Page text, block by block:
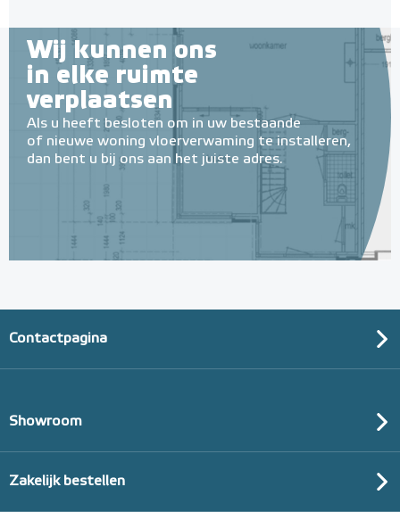
Wij kunnen ons
in elke ruimte
verplaatsen
Als u heeft besloten om in uw bestaande
of nieuwe woning vloerverwaming te installeren,
dan bent u bij ons aan het juiste adres.
Contactpagina
Showroom
Zakelijk bestellen